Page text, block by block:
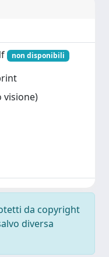
non disponibili
visione)
da copyright
diversa